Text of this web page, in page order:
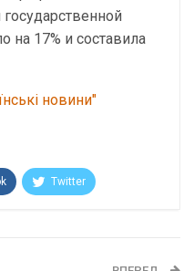
на 17% и составила
новини"
Twitter